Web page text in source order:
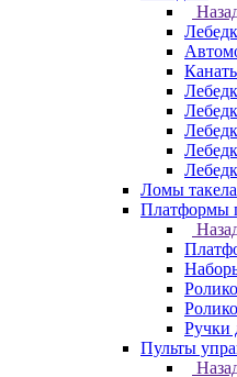
Ломы
Платформы
Ручки
Пульты